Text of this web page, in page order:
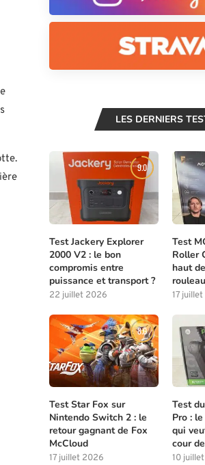
LES DERNIERS
9.0
Test Jackery Explorer
2000 V2 : le bon
compromis entre
puissance et transport ?
22 juillet 2026
Test
Roller
haut
17
8.0
Test Star Fox sur
Nintendo Switch 2 : le
retour gagnant de Fox
McCloud
17 juillet 2026
Test
Pro :
qui
cour
10